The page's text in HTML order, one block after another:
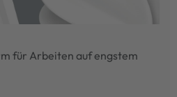
für Arbeiten auf engstem